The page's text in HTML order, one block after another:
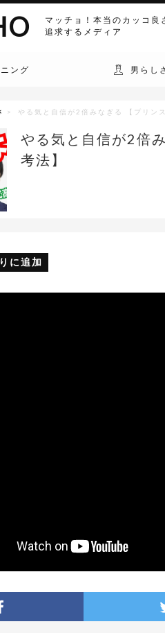
マッチョ！本当のカッコ良
追求するメディア
ング 男らし
> やる気と自信が2倍みなぎる 【プリン
やる気と自信が2倍
考法】
に追加